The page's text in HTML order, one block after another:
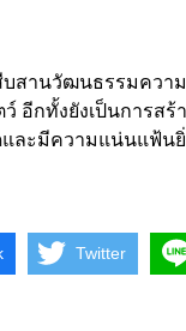
บสานวัฒนธรรมควา
อีกทั้งยังเป็นการส
ละมีความแน่นแฟ้น
Twitter